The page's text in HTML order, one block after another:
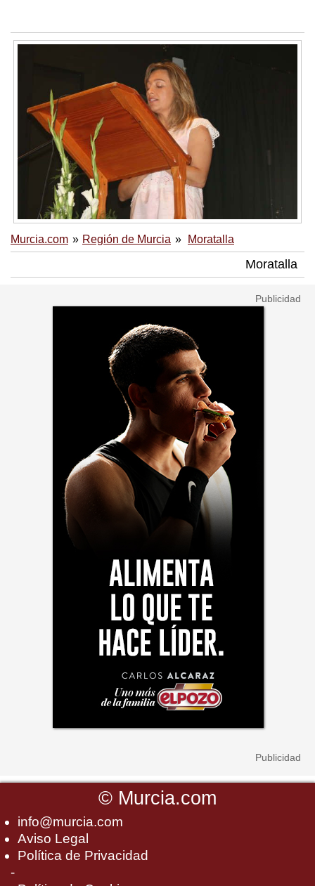
Murcia.com Región de Murcia Moratalla
Moratalla
© Murcia.com
info@murcia.com
Aviso Legal
Política de Privacidad
-